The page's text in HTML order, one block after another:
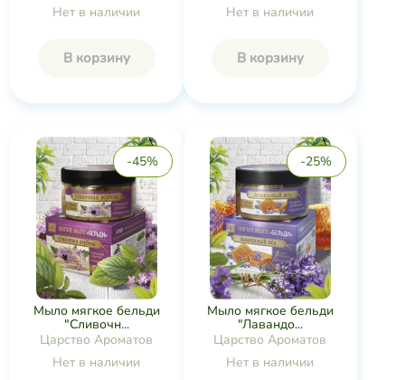
Нет в наличии
В корзину
Нет в наличии
В корзину
-45%
Мыло мягкое бельди
"Сливочн...
Царство Ароматов
Нет в наличии
-25%
Мыло мягкое бельди
"Лавандо...
Царство Ароматов
Нет в наличии